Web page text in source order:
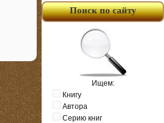
Поиск по сайту
Ищем:
Книгу
Автора
Серию книг